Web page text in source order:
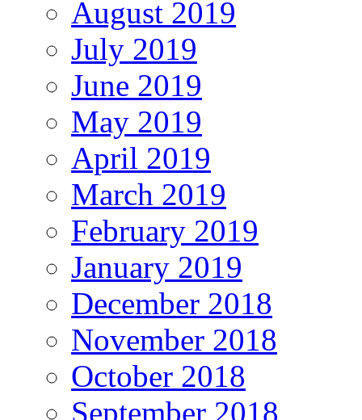
August 2019
July 2019
June 2019
May 2019
April 2019
March 2019
February 2019
January 2019
December 2018
November 2018
October 2018
September 2018